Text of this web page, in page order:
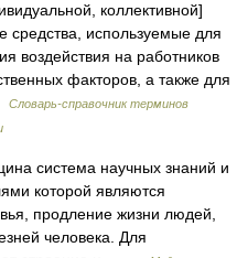
коллективной]
средства, используемые для
воздействия на работников
факторов, а также для
Словарь-справочник терминов
система научных знаний и
которой являются
продление жизни людей,
человека. Для